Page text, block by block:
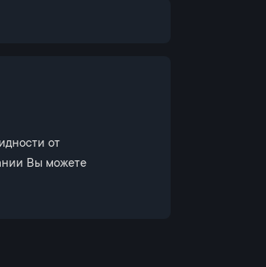
от
Вы можете